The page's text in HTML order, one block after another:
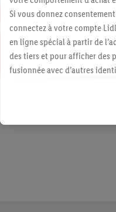
Si vous donnez
connectez à votre compte
en ligne spécial à partir de
des tiers et pour afficher des
fusionnée avec d’autres
vous avez montré de
l’achat) peuvent également
plusieurs services de Lidl